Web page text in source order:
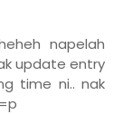
napelah
update entry
time ni.. nak